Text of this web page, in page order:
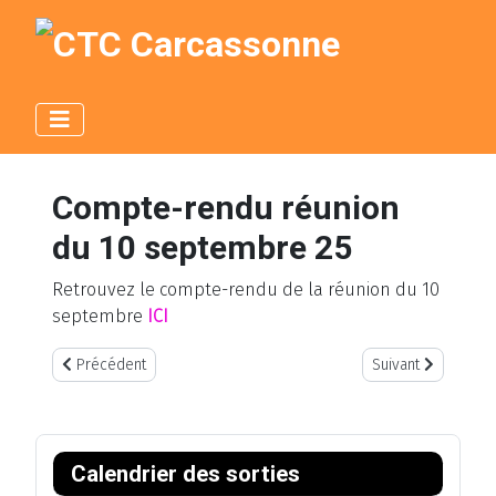
Compte-rendu réunion
du 10 septembre 25
Retrouvez le compte-rendu de la réunion du 10
septembre ICI
Article précédent : Compte-rendu réunion du 2 octobre 25
Précédent Article suivant :
Suivant
Calendrier des sorties
A
n
MA M